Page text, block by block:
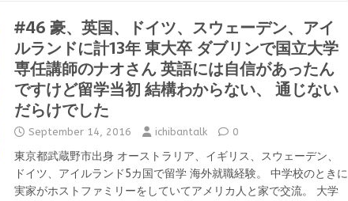
o
o
k
r
g
e
g
er
a
e
#46 豪、英国、ドイツ、スウェーデン、アイ
ルランドに計13年 東大卒 ダブリンで国立大学
専任講師のナオさん 英語には自信があったん
ですけど留学当初 結構わからない、 通じない
だらけでした
September 14, 2016 ichibantalk 0
東京都武蔵野市出身 オーストラリア、イギリス、スウェーデン、
ドイツ、アイルランド5カ国で留学 海外就職経験。 中学校のときに
実家がホストファミリーをしていてアメリカ人と家で交流。 大学